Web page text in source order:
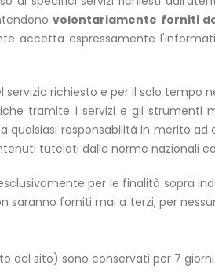
volontariamente forniti
accetta espressamente
richiesto e per il solo tempo
tramite i servizi e gli strumenti
responsabilità in merito
tutelati dalle norme nazionali
per le finalità sopra
saranno forniti mai a terzi, per
del sito) sono conservati per 7 giorni.